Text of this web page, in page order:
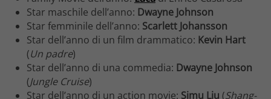
Star maschile dell’anno: Dwayne Johnson
Star femminile dell’anno: Scarlett Johansson
Star dell’anno di un film drammatico: Kevin Hart
(Un padre)
Star dell’anno di una commedia: Dwayne Johnson
(Jungle Cruise)
Star dell’anno di un action movie: Simu Liu (Shang-